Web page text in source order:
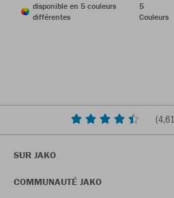
disponible en 5 couleurs
différentes
5
Couleurs
(4,61
SUR JAKO
COMMUNAUTÉ JAKO